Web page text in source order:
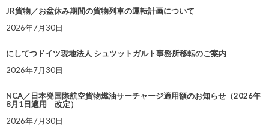
JR貨物／お盆休み期間の貨物列車の運転計画について
2026年7月30日
にしてつドイツ現地法人 シュツットガルト事務所移転のご案内
2026年7月30日
NCA／日本発国際航空貨物燃油サーチャージ適用額のお知らせ（2026年
8月1日適用 改定）
2026年7月30日